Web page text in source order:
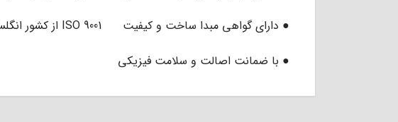
● دارای گواهی مبدا ساخت و کیفیت ISO 9001 از کشور انگلستان
● با ضمانت اصالت و سلامت فیزیکی